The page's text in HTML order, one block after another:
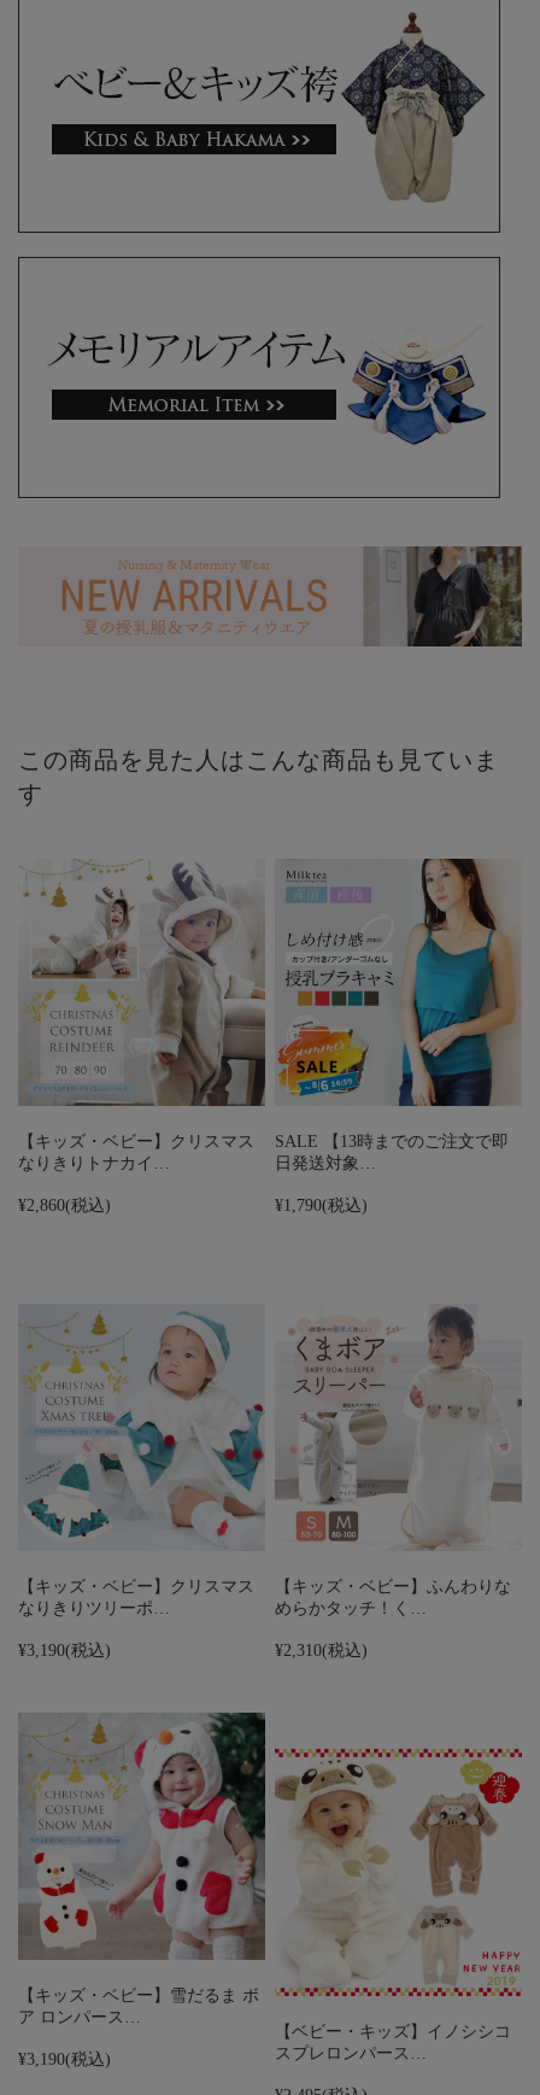
この商品を見た人はこんな商品も見ていま
す
【キッズ・ベビー】クリスマス
なりきりトナカイ…
¥2,860(税込)
SALE 【13時までのご注文で即
日発送対象…
¥1,790(税込)
【キッズ・ベビー】クリスマス
なりきりツリーポ…
¥3,190(税込)
【キッズ・ベビー】ふんわりな
めらかタッチ！く…
¥2,310(税込)
【キッズ・ベビー】雪だるま ボ
ア ロンパース…
¥3,190(税込)
【ベビー・キッズ】イノシシコ
スプレロンパース…